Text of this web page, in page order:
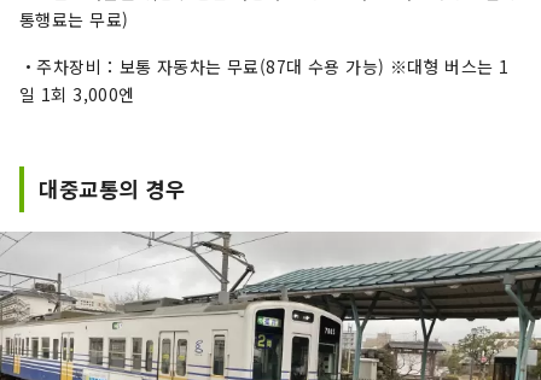
통행료는 무료)
・주차장비：보통 자동차는 무료(87대 수용 가능) ※대형 버스는 1
일 1회 3,000엔
대중교통의 경우